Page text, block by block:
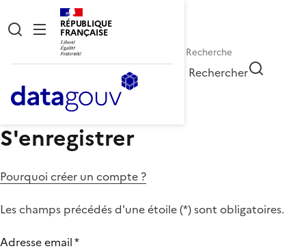
RÉPUBLIQUE
FRANÇAISE
Rechercher
S'enregistrer
Pourquoi créer un compte ?
Les champs précédés d'une étoile (*) sont obligatoires.
Adresse email*